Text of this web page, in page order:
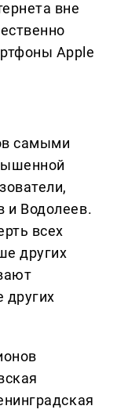
вне
Apple
самыми
и Водолеев.
всех
других
других